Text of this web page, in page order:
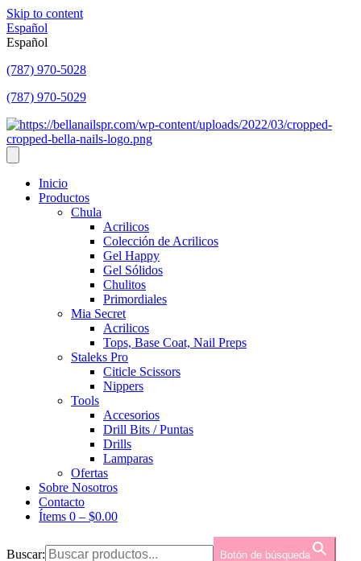
Skip to content
Español
Español
(787) 970-5028
(787) 970-5029
Inicio
Productos
Chula
Acrilicos
Colección de Acrilicos
Gel Happy
Gel Sólidos
Chulitos
Primordiales
Mia Secret
Acrilicos
Tops, Base Coat, Nail Preps
Staleks Pro
Citicle Scissors
Nippers
Tools
Accesorios
Drill Bits / Puntas
Drills
Lamparas
Ofertas
Sobre Nosotros
Contacto
Ítems 0 – $0.00
Buscar: Botón de búsqueda